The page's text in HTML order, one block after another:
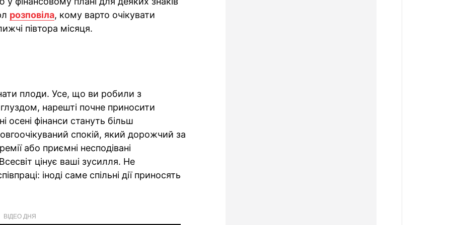
розповіла, кому варто очікувати
півтора місяця.
плоди. Усе, що ви робили з
нарешті почне приносити
осені фінанси стануть більш
спокій, який дорожчий за
або приємні несподівані
цінує ваші зусилля. Не
іноді саме спільні дії приносять
ВІДЕО ДНЯ